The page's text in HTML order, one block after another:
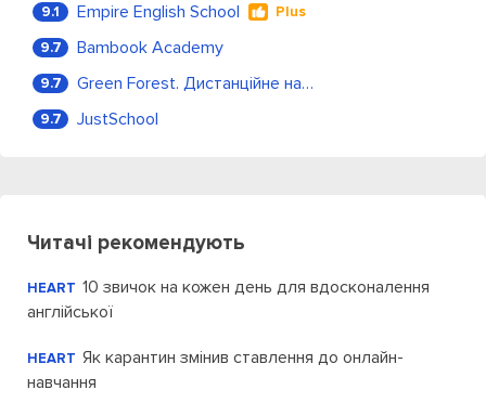
9.1 Empire English School Plus
9.7 Bambook Academy
9.7 Green Forest. Дистанційне навчання
9.7 JustSchool
Читачі рекомендують
HEART 10 звичок на кожен день для вдосконалення
англійської
HEART Як карантин змінив ставлення до онлайн-
навчання